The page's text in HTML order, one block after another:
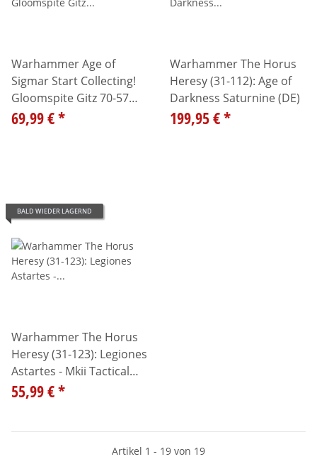
Warhammer Age of
Sigmar Start Collecting!
Gloomspite Gitz 70-57
99120209056
69,99 €*
Warhammer The Horus
Heresy (31-112): Age of
Darkness Saturnine (DE)
199,95 €*
BALD WIEDER LAGERND
Warhammer The Horus
Heresy (31-123): Legiones
Astartes - Mkii Tactical
Squad
55,99 €*
Artikel 1 - 19 von 19